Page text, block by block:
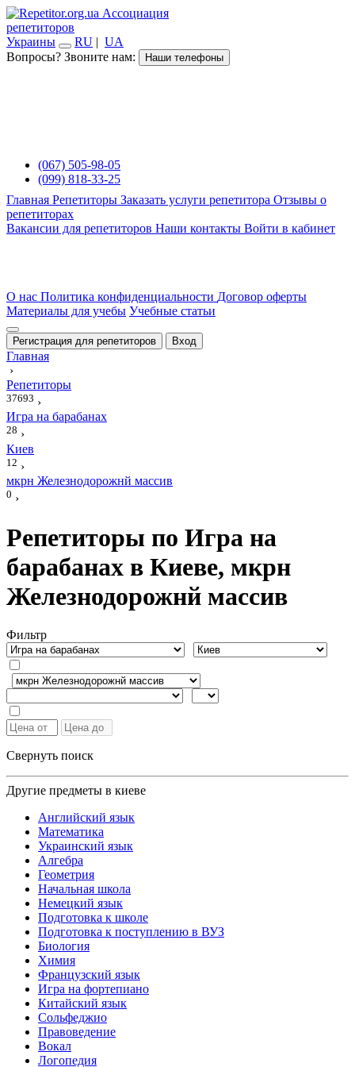
Ассоциация
репетиторов
Украины
RU | UA
Вопросы? Звоните нам:
Наши телефоны
(067) 505-98-05
(099) 818-33-25
Главная Репетиторы Заказать услуги репетитора Отзывы о
репетиторах
Вакансии для репетиторов Наши контакты Войти в кабинет
О нас Политика конфиденциальности Договор оферты
Материалы для учебы Учебные статьи
Регистрация для репетиторов Вход
Главная
›
Репетиторы
37693 ›
Игра на барабанах
28 ›
Киев
12 ›
мкрн Железнодорожнй массив
0 ›
Репетиторы по Игра на
барабанах в Киеве, мкрн
Железнодорожнй массив
Фильтр
Свернуть поиск
Другие предметы в киеве
Английский язык
Математика
Украинский язык
Алгебра
Геометрия
Начальная школа
Немецкий язык
Подготовка к школе
Подготовка к поступлению в ВУЗ
Биология
Химия
Французский язык
Игра на фортепиано
Китайский язык
Сольфеджио
Правоведение
Вокал
Логопедия